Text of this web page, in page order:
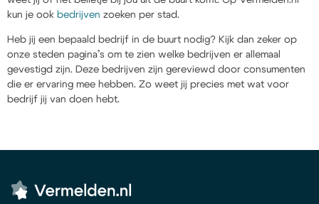
kun je ook bedrijven zoeken per stad.
Heb jij een bepaald bedrijf in de buurt nodig? Kijk dan zeker op
onze steden pagina’s om te zien welke bedrijven er allemaal
gevestigd zijn. Deze bedrijven zijn gereviewd door consumenten
die er ervaring mee hebben. Zo weet jij precies met wat voor
bedrijf jij van doen hebt.